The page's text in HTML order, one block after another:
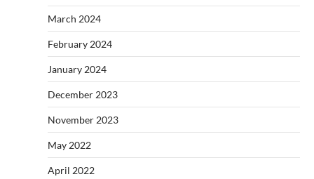
March 2024
February 2024
January 2024
December 2023
November 2023
May 2022
April 2022